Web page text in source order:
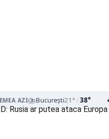
AZI⛈️București21°/38°
Rusia ar putea ataca